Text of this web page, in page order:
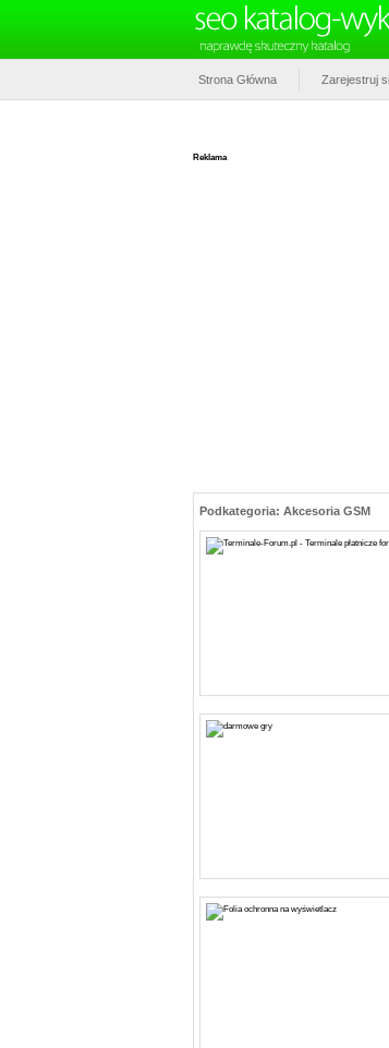
Strona Główna Zarejestruj
Reklama
Podkategoria: Akcesoria GSM